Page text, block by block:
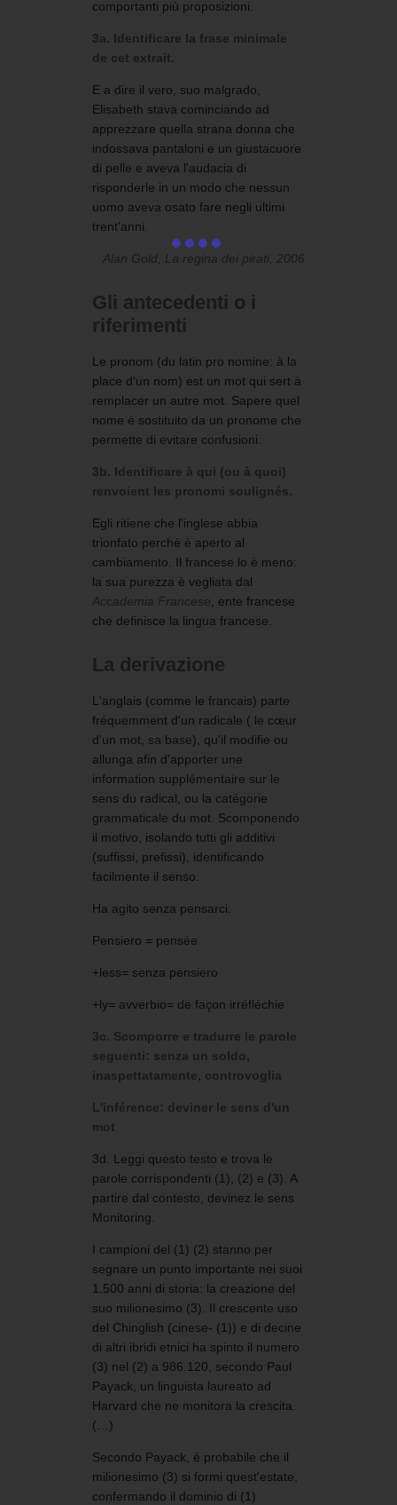
comportanti più proposizioni.
3a. Identificare la frase minimale
de cet extrait.
E a dire il vero, suo malgrado,
Elisabeth stava cominciando ad
apprezzare quella strana donna che
indossava pantaloni e un giustacuore
di pelle e aveva l'audacia di
risponderle in un modo che nessun
uomo aveva osato fare negli ultimi
trent'anni.
Alan Gold, La regina dei pirati, 2006
Gli antecedenti o i
riferimenti
Le pronom (du latin pro nomine: à la
place d'un nom) est un mot qui sert à
remplacer un autre mot. Sapere quel
nome è sostituito da un pronome che
permette di evitare confusioni.
3b. Identificare à qui (ou à quoi)
renvoient les pronomi soulignés.
Egli ritiene che l'inglese abbia
trionfato perché è aperto al
cambiamento. Il francese lo è meno:
la sua purezza è vegliata dal
Accademia Francese , ente francese
che definisce la lingua francese.
La derivazione
L'anglais (comme le francais) parte
fréquemment d'un radicale ( le cœur
d'un mot, sa base), qu'il modifie ou
allunga afin d'apporter une
information supplémentaire sur le
sens du radical, ou la catégorie
grammaticale du mot. Scomponendo
il motivo, isolando tutti gli additivi
(suffissi, prefissi), identificando
facilmente il senso.
Ha agito senza pensarci.
Pensiero = pensée
+less= senza pensiero
+ly= avverbio= de façon irréfléchie
3c. Scomporre e tradurre le parole
seguenti: senza un soldo,
inaspettatamente, controvoglia
L'inférence: deviner le sens d'un
mot
3d. Leggi questo testo e trova le
parole corrispondenti (1), (2) e (3). A
partire dal contesto, devinez le sens
Monitoring.
I campioni del (1) (2) stanno per
segnare un punto importante nei suoi
1.500 anni di storia: la creazione del
suo milionesimo (3). Il crescente uso
del Chinglish (cinese- (1)) e di decine
di altri ibridi etnici ha spinto il numero
(3) nel (2) a 986.120, secondo Paul
Payack, un linguista laureato ad
Harvard che ne monitora la crescita.
(…)
Secondo Payack, è probabile che il
milionesimo (3) si formi quest'estate,
confermando il dominio di (1)